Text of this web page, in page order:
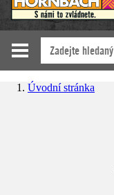
Úvodní stránka